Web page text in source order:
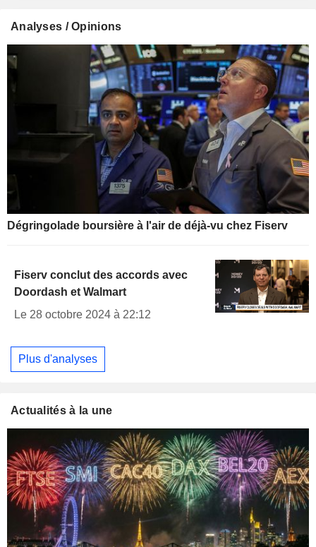
Analyses / Opinions
Dégringolade boursière à l'air de déjà-vu chez Fiserv
Fiserv conclut des accords avec
Doordash et Walmart
Le 28 octobre 2024 à 22:12
Plus d'analyses
Actualités à la une